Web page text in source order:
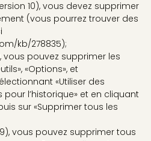
10), vous devez supprimer
(vous pourrez trouver des
kb/278835);
vous pouvez supprimer les
«Options», et
«Utiliser des
l’historique» et en cliquant
sur «Supprimer tous les
vous pouvez supprimer tous